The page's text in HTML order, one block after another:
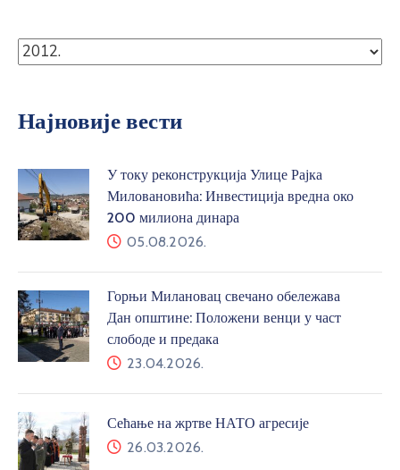
Најновије вести
У току реконструкција Улице Рајка
Миловановића: Инвестиција вредна око
200 милиона динара
05.08.2026.
Горњи Милановац свечано обележава
Дан општине: Положени венци у част
слободе и предака
23.04.2026.
Сећање на жртве НАТО агресије
26.03.2026.